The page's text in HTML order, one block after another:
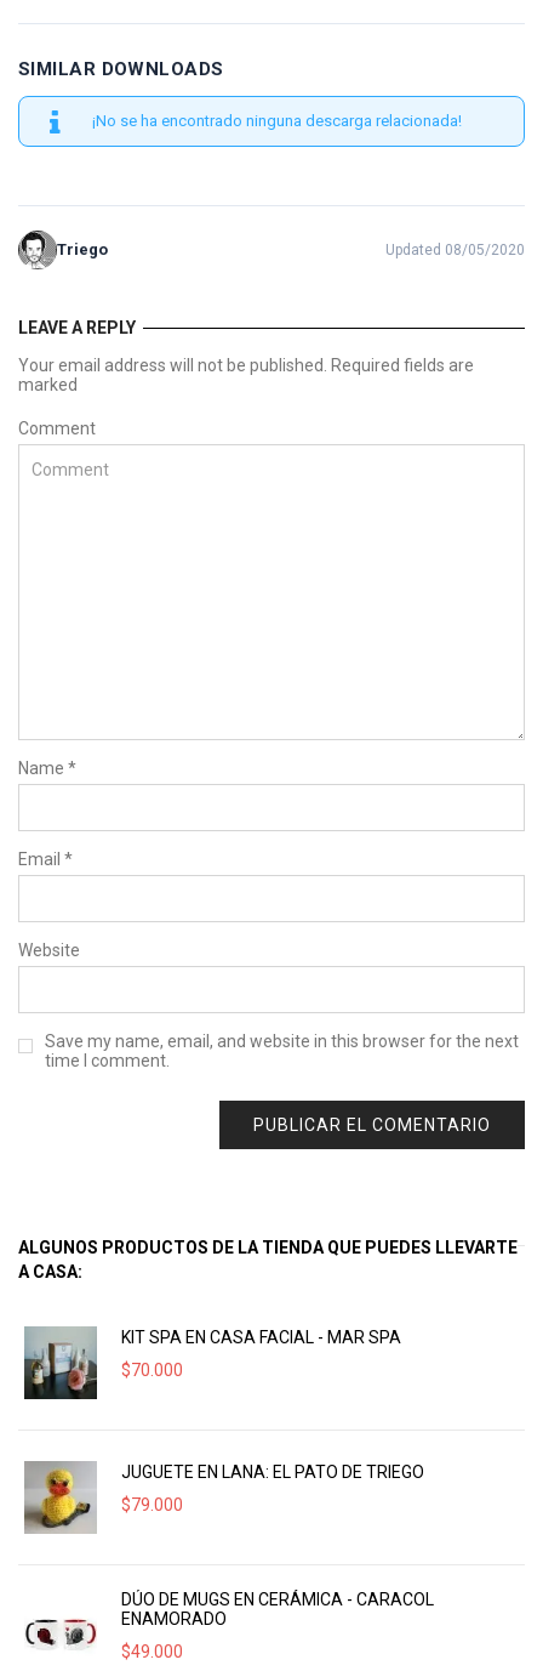
SIMILAR DOWNLOADS
¡No se ha encontrado ninguna descarga relacionada!
Triego Updated 08/05/2020
LEAVE A REPLY
Your email address will not be published. Required fields are
marked
Comment
Name *
Email *
Website
Save my name, email, and website in this browser for the next
time I comment.
ALGUNOS PRODUCTOS DE LA TIENDA QUE PUEDES LLEVARTE
A CASA:
KIT SPA EN CASA FACIAL - MAR SPA
$70.000
JUGUETE EN LANA: EL PATO DE TRIEGO
$79.000
DÚO DE MUGS EN CERÁMICA - CARACOL
ENAMORADO
$49.000